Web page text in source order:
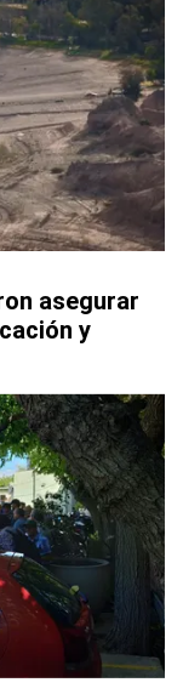
asegurar
y